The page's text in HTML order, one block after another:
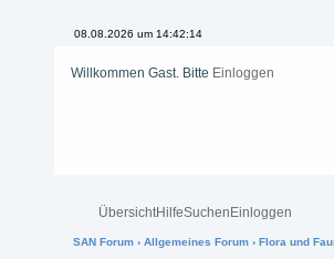
08.08.2026 um 14:42:14
Willkommen Gast. Bitte Einloggen
ÜbersichtHilfeSuchen Einloggen
SAN Forum › Allgemeines Forum › Flora und